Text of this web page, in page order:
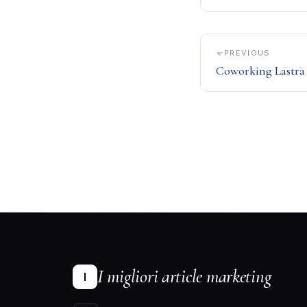
PREVIOUS
Coworking Lastra
I I migliori article marketing